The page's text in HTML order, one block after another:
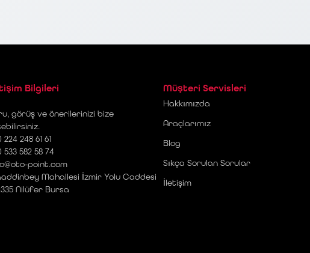
Bilgileri
görüş ve önerilerinizi bize
224 248 61 61
533 582 58 74
point.com
Mahallesi İzmir Yolu Caddesi
Nilüfer Bursa
Müşteri Servisleri
Hakkımızda
Araçlarımız
Blog
Sıkça Sorulan Sorular
İletişim